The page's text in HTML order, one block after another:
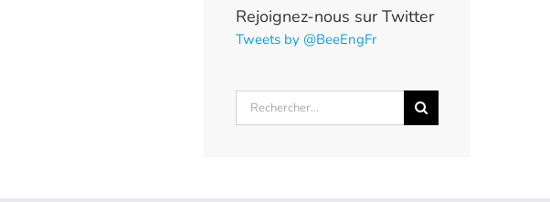
Rejoignez-nous sur Twitter
Tweets by @BeeEngFr
Rechercher: